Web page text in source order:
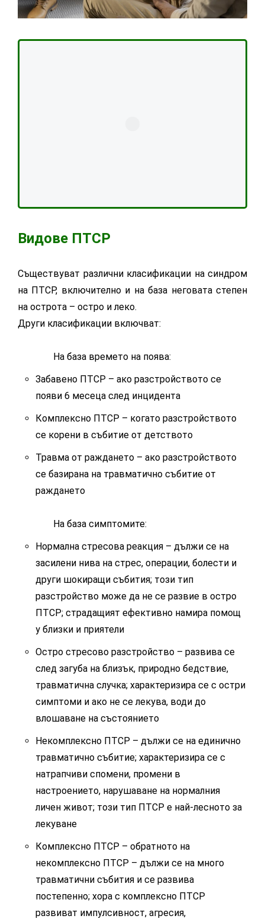
Видове ПТСР
Съществуват различни класификации на синдром
на ПТСР, включително и на база неговата степен
на острота – остро и леко.
Други класификации включват:
На база времето на поява:
Забавено ПТСР – ако разстройството се
появи 6 месеца след инцидента
Комплексно ПТСР – когато разстройството
се корени в събитие от детството
Травма от раждането – ако разстройството
се базирана на травматично събитие от
раждането
На база симптомите:
Нормална стресова реакция – дължи се на
засилени нива на стрес, операции, болести и
други шокиращи събития; този тип
разстройство може да не се развие в остро
ПТСР; страдащият ефективно намира помощ
у близки и приятели
Остро стресово разстройство – развива се
след загуба на близък, природно бедствие,
травматична случка; характеризира се с остри
симптоми и ако не се лекува, води до
влошаване на състоянието
Некомплексно ПТСР – дължи се на единично
травматично събитие; характеризира се с
натрапчиви спомени, промени в
настроението, нарушаване на нормалния
личен живот; този тип ПТСР е най-лесното за
лекуване
Комплексно ПТСР – обратното на
некомплексно ПТСР – дължи се на много
травматични събития и се развива
постепенно; хора с комплексно ПТСР
развиват импулсивност, агресия,